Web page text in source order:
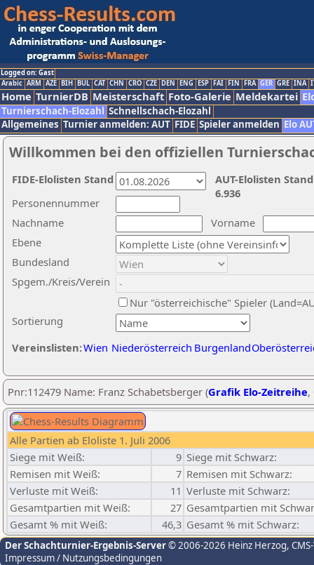
Logged on: Gast
Arabic ARM AZE BIH BUL CAT CHN CRO CZE DEN ENG ESP FAI FIN FRA GER GRE INA
Home TurnierDB Meisterschaft Foto-Galerie Meldekartei
Turnierschach-Elozahl Schnellschach-Elozahl
Allgemeines Turnier anmelden: AUT FIDE Spieler anmelden Elo
Willkommen bei den offiziellen
Nachname
Vorname
Ebene
Sortierung
Personennummer
Bundesland
Spgem./Kreis/Verein
Nur "österreichische" Spieler
Vereinslisten:Wien Niederösterreich Burgenland
AUT-Elolisten
6.936
FIDE-Elolisten Stand
Pnr:112479 Name: Franz Schabetsberger (Grafik Elo-Zeitreihe,
Alle Partien ab Eloliste 1. Juli 2006
Siege mit Weiß:
9 Siege mit Schwarz:
Remisen mit Weiß:
7 Remisen mit Schwarz:
Verluste mit Weiß:
11 Verluste mit Schwarz:
Gesamtpartien mit Weiß:
27 Gesamtpartien mit
Gesamt % mit Weiß:
46,3 Gesamt % mit Schwarz:
Der Schachturnier-Ergebnis-Server© 2006-2026 Heinz Herzog,
Impressum / Nutzungsbedingungen